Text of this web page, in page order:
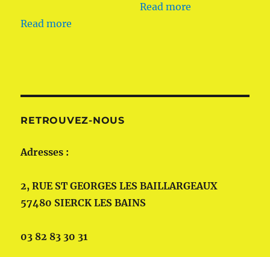
Read more
Read more
RETROUVEZ-NOUS
Adresses :
2, RUE ST GEORGES LES BAILLARGEAUX
57480 SIERCK LES BAINS
03 82 83 30 31